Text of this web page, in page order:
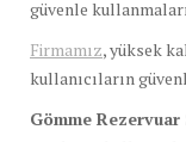
güvenle
Firmamız, yüksek
kullanıcıların
Gömme Rezervuar